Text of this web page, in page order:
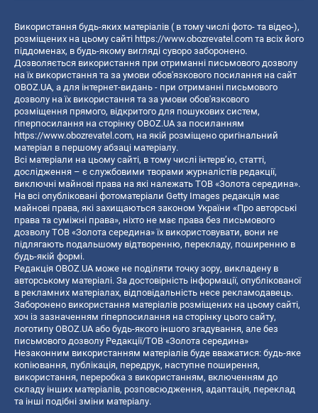
Використання будь-яких матеріалів ( в тому числі фото- та відео-),
розміщених на цьому сайті https://www.obozrevatel.com та всіх його
піддоменах, в будь-якому вигляді суворо заборонено.
Дозволяється використання при отриманні письмового дозволу
на їх використання та за умови обов'язкового посилання на сайт
OBOZ.UA, а для інтернет-видань - при отриманні письмового
дозволу на їх використання та за умови обов'язкового
розміщення прямого, відкритого для пошукових систем,
гіперпосилання на сторінку OBOZ.UA за посиланням
https://www.obozrevatel.com, на якій розміщено оригінальний
матеріал в першому абзаці матеріалу.
Всі матеріали на цьому сайті, в тому числі інтерв’ю, статті,
дослідження – є службовими творами журналістів редакції,
виключні майнові права на які належать ТОВ «Золота середина».
На всі опубліковані фотоматеріали Getty Images редакція має
майнові права, які захищаються законом України «Про авторські
права та суміжні права», ніхто не має права без письмового
дозволу ТОВ «Золота середина» їх використовувати, вони не
підлягають подальшому відтворенню, перекладу, поширенню в
будь-якій формі.
Редакція OBOZ.UA може не поділяти точку зору, викладену в
авторському матеріалі. За достовірність інформації, опублікованої
в рекламних матеріалах, відповідальність несе рекламодавець.
Заборонено використання матеріалів розміщених на цьому сайті,
хоч із зазначенням гіперпосилання на сторінку цього сайту,
логотипу OBOZ.UA або будь-якого іншого згадування, але без
письмового дозволу Редакції/ТОВ «Золота середина»
Незаконним використанням матеріалів буде вважатися: будь-яке
копiювання, публiкацiя, передрук, наступне поширення,
використання, переробка з використанням, включенням до
складу інших матеріалів, розповсюдження, адаптація, переклад
та інші подібні зміни матеріалу.